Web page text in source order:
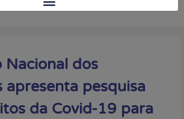
Nacional dos
apresenta pesquisa
da Covid-19 para